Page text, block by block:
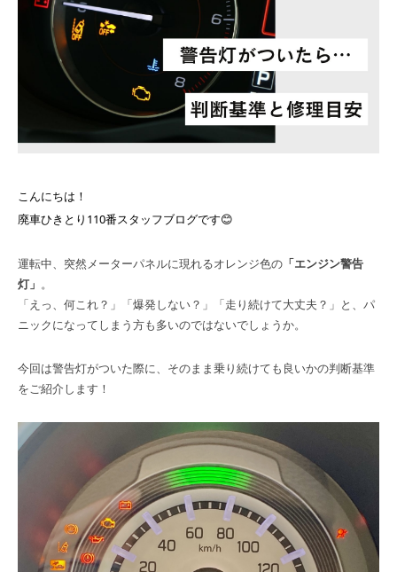
こんにちは！
廃車ひきとり110番スタッフブログです😊
運転中、突然メーターパネルに現れるオレンジ色の 「エンジン警告
灯」 。
「えっ、何これ？」「爆発しない？」「走り続けて大丈夫？」と、パ
ニックになってしまう方も多いのではないでしょうか。
今回は警告灯がついた際に、そのまま乗り続けても良いかの判断基準
をご紹介します！
会社概要
お問い合わせ